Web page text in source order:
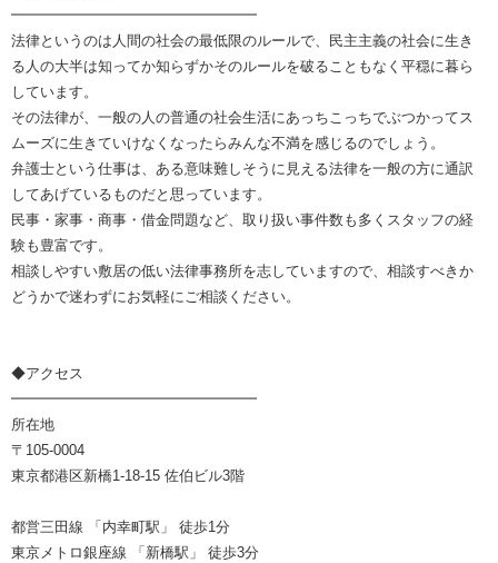
━━━━━━━━━━━━━━━━━
法律というのは人間の社会の最低限のルールで、民主主義の社会に生き
る人の大半は知ってか知らずかそのルールを破ることもなく平穏に暮ら
しています。
その法律が、一般の人の普通の社会生活にあっちこっちでぶつかってス
ムーズに生きていけなくなったらみんな不満を感じるのでしょう。
弁護士という仕事は、ある意味難しそうに見える法律を一般の方に通訳
してあげているものだと思っています。
民事・家事・商事・借金問題など、取り扱い事件数も多くスタッフの経
験も豊富です。
相談しやすい敷居の低い法律事務所を志していますので、相談すべきか
どうかで迷わずにお気軽にご相談ください。
◆アクセス
━━━━━━━━━━━━━━━━━
所在地
〒105-0004
東京都港区新橋1-18-15 佐伯ビル3階
都営三田線 「内幸町駅」 徒歩1分
東京メトロ銀座線 「新橋駅」 徒歩3分